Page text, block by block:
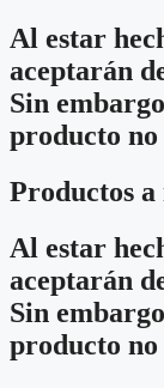
Al estar
aceptarán
Sin
producto no
Productos a
Al estar
aceptarán
Sin
producto no